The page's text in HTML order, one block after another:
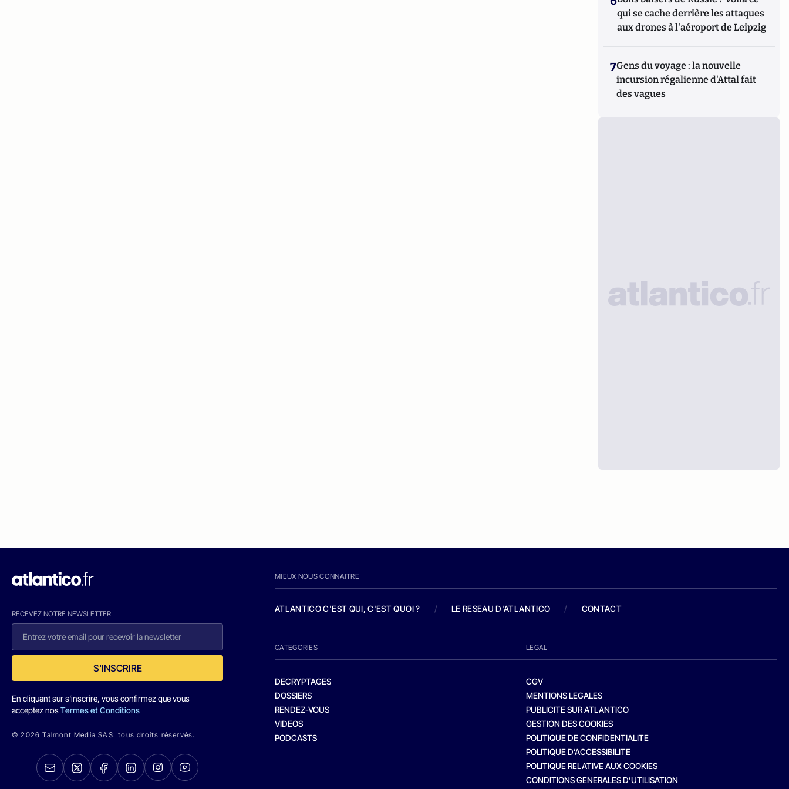
qui se cache derrière les attaques
aux drones à l'aéroport de Leipzig
7Gens du voyage : la nouvelle
incursion régalienne d'Attal fait
des vagues
RECEVEZ NOTRE NEWSLETTER
S'INSCRIRE
En cliquant sur s'inscrire, vous confirmez que vous
acceptez nosTermes et Conditions
© 2026 Talmont Media SAS. tous droits réservés.
MIEUX NOUS CONNAITRE
ATLANTICO C'EST QUI, C'EST QUOI ? / LE RESEAU D'ATLANTICO / CONTACT
CATEGORIES
DECRYPTAGES
DOSSIERS
RENDEZ-VOUS
VIDEOS
PODCASTS
LEGAL
CGV
MENTIONS LEGALES
PUBLICITE SUR ATLANTICO
GESTION DES COOKIES
POLITIQUE DE CONFIDENTIALITE
POLITIQUE D’ACCESSIBILITE
POLITIQUE RELATIVE AUX COOKIES
CONDITIONS GENERALES D’UTILISATION